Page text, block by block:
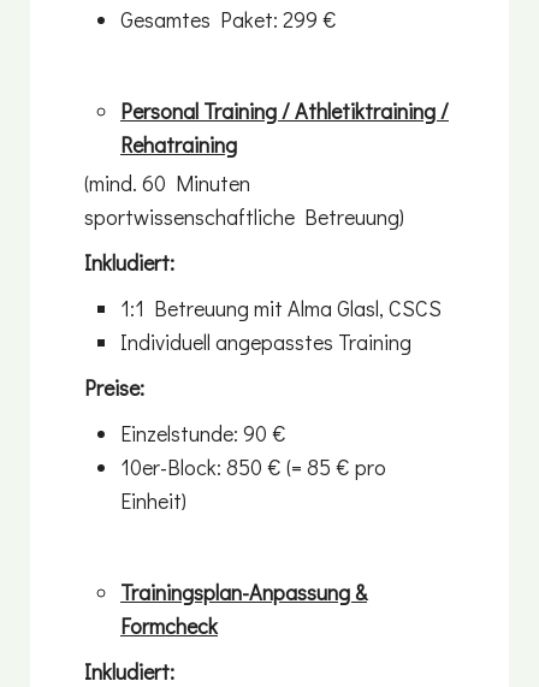
Gesamtes Paket: 299 €
Personal Training / Athletiktraining /
Rehatraining
(mind. 60 Minuten
sportwissenschaftliche Betreuung)
Inkludiert:
1:1 Betreuung mit Alma Glasl, CSCS
Individuell angepasstes Training
Preise:
Einzelstunde: 90 €
10er-Block: 850 € (= 85 € pro
Einheit)
Trainingsplan-Anpassung &
Formcheck
Inkludiert: